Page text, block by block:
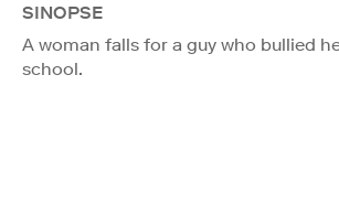
SINOPSE
A woman falls for a guy who bullied
school.